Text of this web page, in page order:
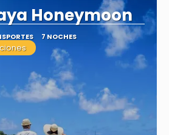
Honeymoon
7 NOCHES